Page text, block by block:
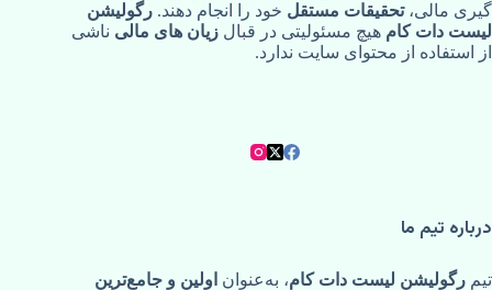
گیری مالی،تحقیقات مستقل خود را انجام دهند. رگولیشن
لیست دات کام هیچ مسئولیتی در قبال زیان‌ های مالی ناشی
از استفاده از محتوای سایت ندارد.
درباره تیم ما
تیم رگولیشن لیست دات کام، به‌عنوان اولین و جامع‌ترین